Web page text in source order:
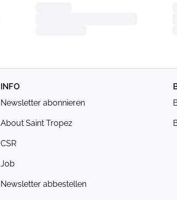
INFO
Newsletter abonnieren
About Saint Tropez
CSR
Job
Newsletter abbestellen